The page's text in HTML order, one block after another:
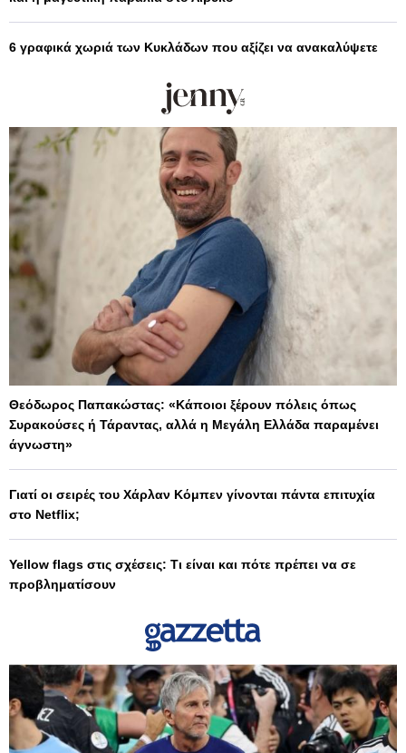
6 γραφικά χωριά των Κυκλάδων που αξίζει να ανακαλύψετε
Θεόδωρος Παπακώστας: «Κάποιοι ξέρουν πόλεις όπως
Συρακούσες ή Τάραντας, αλλά η Μεγάλη Ελλάδα παραμένει
άγνωστη»
Γιατί οι σειρές του Χάρλαν Κόμπεν γίνονται πάντα επιτυχία
στο Netflix;
Yellow flags στις σχέσεις: Τι είναι και πότε πρέπει να σε
προβληματίσουν